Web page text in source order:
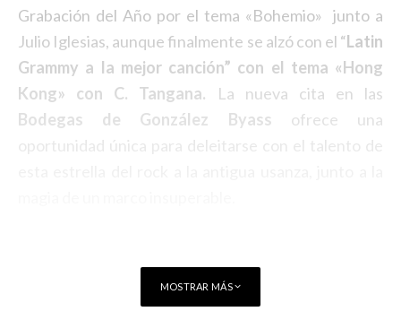
Grabación del Año por el tema «Bohemio» junto a
Julio Iglesias, aunque finalmente se alzó con el “Latin
Grammy a la mejor canción” con el tema «Hong
Kong» con C. Tangana.
La nueva cita en las
Bodegas de González Byass ofrece una
oportunidad única para deleitarse con el talento de
MOSTRAR MÁS